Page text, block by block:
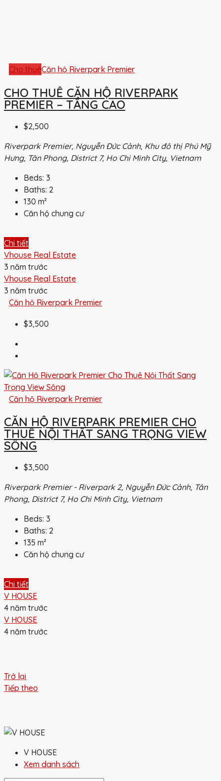
Cho thuêCăn hộ Riverpark Premier
CHO THUÊ CĂN HỘ RIVERPARK
PREMIER – TẦNG CAO
$2,500
Riverpark Premier, Nguyễn Đức Cảnh, Khu đô thị Phú Mỹ
Hưng, Tân Phong, District 7, Ho Chi Minh City, Vietnam
Beds: 3
Baths: 2
130 m²
Căn hộ chung cư
Chi tiết
Vhouse Real Estate
3 năm trước
Vhouse Real Estate
3 năm trước
Căn hộ Riverpark Premier
$3,500
Căn hộ Riverpark Premier
CĂN HỘ RIVERPARK PREMIER CHO
THUÊ NỘI THẤT SANG TRỌNG VIEW
SÔNG
$3,500
Riverpark Premier - Riverpark 2, Nguyễn Đức Cảnh, Tân
Phong, District 7, Ho Chi Minh City, Vietnam
Beds: 3
Baths: 2
135 m²
Căn hộ chung cư
Chi tiết
V HOUSE
4 năm trước
V HOUSE
4 năm trước
Trở lại
Tiếp theo
V HOUSE
Xem danh sách